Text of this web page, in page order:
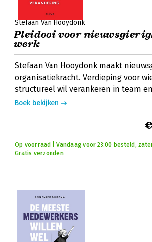
Stefaan Van Hooydonk
Pleidooi voor
werk
Stefaan Van Hooydonk maakt
organisatiekracht. Verdieping voor
structureel wil verankeren in team
Boek bekijken
Op voorraad | Vandaag voor 23:00 besteld,
Gratis verzonden